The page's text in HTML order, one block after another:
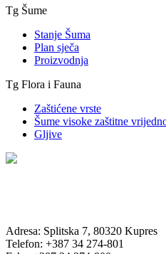
Tg Šume
Stanje Šuma
Plan sječa
Proizvodnja
Tg Flora i Fauna
Zaštićene vrste
Šume visoke zaštitne
Gljive
Adresa: Splitska 7, 80320 Kupres
Telefon: +387 34 274-801